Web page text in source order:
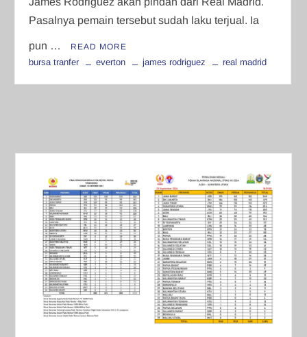
Pasalnya pemain tersebut sudah laku terjual. Ia
pun … READ MORE
bursa tranfer everton james rodriguez real madrid